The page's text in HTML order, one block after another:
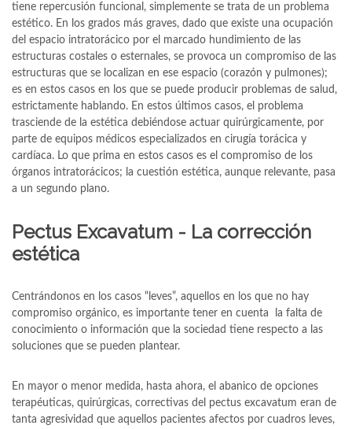
tiene repercusión funcional, simplemente se trata de un problema
estético. En los grados más graves, dado que existe una ocupación
del espacio intratorácico por el marcado hundimiento de las
estructuras costales o esternales, se provoca un compromiso de las
estructuras que se localizan en ese espacio (corazón y pulmones);
es en estos casos en los que se puede producir problemas de salud,
estrictamente hablando. En estos últimos casos, el problema
trasciende de la estética debiéndose actuar quirúrgicamente, por
parte de equipos médicos especializados en cirugía torácica y
cardíaca. Lo que prima en estos casos es el compromiso de los
órganos intratorácicos; la cuestión estética, aunque relevante, pasa
a un segundo plano.
Pectus Excavatum - La corrección
estética
Centrándonos en los casos “leves”, aquellos en los que no hay
compromiso orgánico, es importante tener en cuenta la falta de
conocimiento o información que la sociedad tiene respecto a las
soluciones que se pueden plantear.
En mayor o menor medida, hasta ahora, el abanico de opciones
terapéuticas, quirúrgicas, correctivas del pectus excavatum eran de
tanta agresividad que aquellos pacientes afectos por cuadros leves,